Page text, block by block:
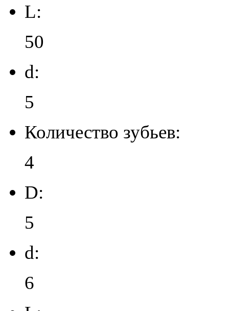
L:
50
d:
5
Количество зубьев:
4
D:
5
d:
6